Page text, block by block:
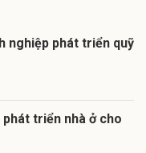
nghiệp phát triển quỹ
phát triển nhà ở cho